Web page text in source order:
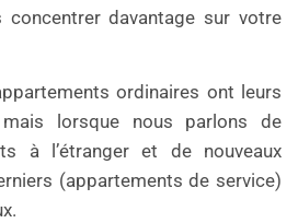
davantage sur votre
ordinaires ont leurs
mais lorsque nous parlons de
à l’étranger et de nouveaux
(appartements de service)